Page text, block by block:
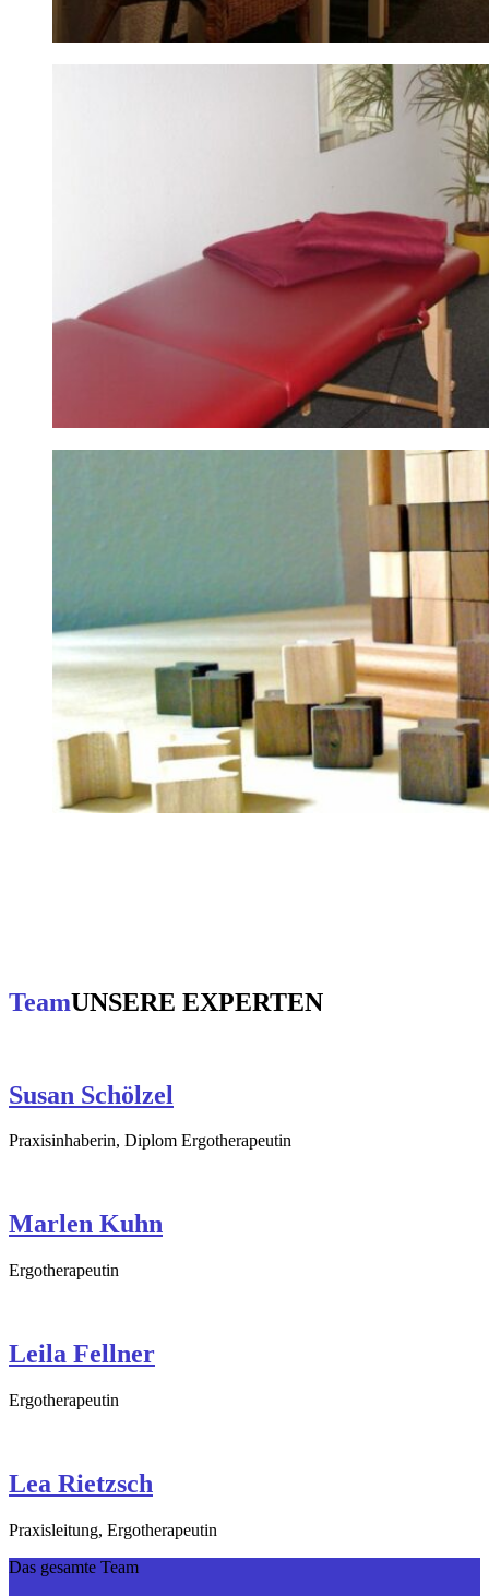
TeamUNSERE EXPERTEN
Susan Schölzel
Praxisinhaberin, Diplom Ergotherapeutin
Marlen Kuhn
Ergotherapeutin
Leila Fellner
Ergotherapeutin
Lea Rietzsch
Praxisleitung, Ergotherapeutin
Das gesamte Team